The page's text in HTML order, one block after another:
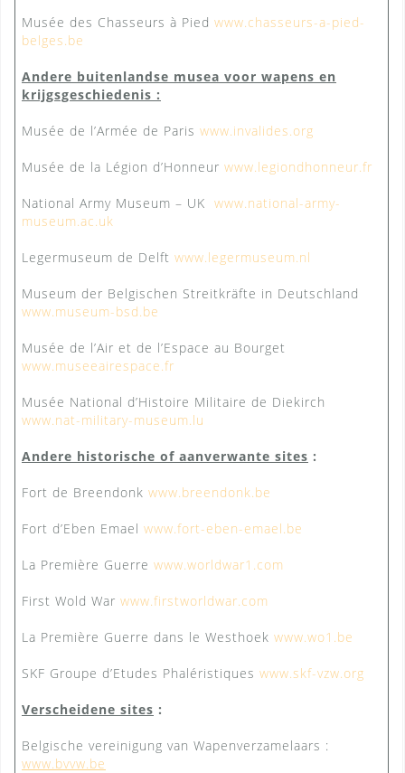
Musée des Chasseurs à Pied www.chasseurs-a-pied-
belges.be
Andere buitenlandse musea voor wapens en
krijgsgeschiedenis :
Musée de l’Armée de Paris www.invalides.org
Musée de la Légion d’Honneur www.legiondhonneur.fr
National Army Museum – UK www.national-army-
museum.ac.uk
Legermuseum de Delft www.legermuseum.nl
Museum der Belgischen Streitkräfte in Deutschland
www.museum-bsd.be
Musée de l’Air et de l’Espace au Bourget
www.museeairespace.fr
Musée National d’Histoire Militaire de Diekirch
www.nat-military-museum.lu
Andere historische of aanverwante sites :
Fort de Breendonk www.breendonk.be
Fort d’Eben Emael www.fort-eben-emael.be
La Première Guerre www.worldwar1.com
First Wold War www.firstworldwar.com
La Première Guerre dans le Westhoek www.wo1.be
SKF Groupe d’Etudes Phaléristiques www.skf-vzw.org
Verscheidene sites :
Belgische vereinigung van Wapenverzamelaars :
www.bvvw.be